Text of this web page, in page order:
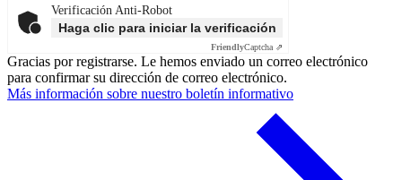
Verificación Anti-Robot
Haga clic para iniciar la verificación
FriendlyCaptcha ⇗
Gracias por registrarse. Le hemos enviado un correo electrónico
para confirmar su dirección de correo electrónico.
Más información sobre nuestro boletín informativo